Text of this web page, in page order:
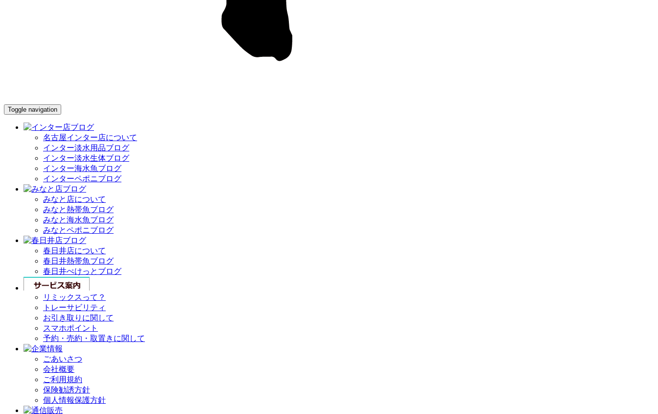
Toggle navigation
名古屋インター店について
インター淡水用品ブログ
インター淡水生体ブログ
インター海水魚ブログ
インターペポニブログ
みなと店について
みなと熱帯魚ブログ
みなと海水魚ブログ
みなとペポニブログ
春日井店について
春日井熱帯魚ブログ
春日井ぺけっとブログ
リミックスって？
トレーサビリティ
お引き取りに関して
スマホポイント
予約・売約・取置きに関して
ごあいさつ
会社概要
ご利用規約
保険勧誘方針
個人情報保護方針